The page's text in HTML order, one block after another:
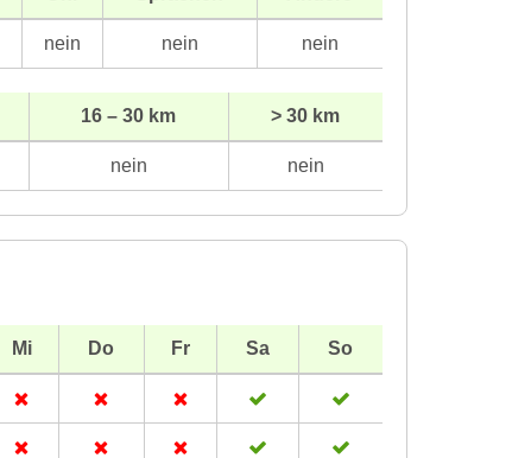
nein nein nein
16 – 30 km > 30 km
nein nein
Mi Do Fr Sa So